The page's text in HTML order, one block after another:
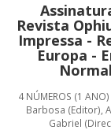
Revista
Impressa -
Europa -
4 NÚMEROS (1
Barbosa (Editor),
Gabriel